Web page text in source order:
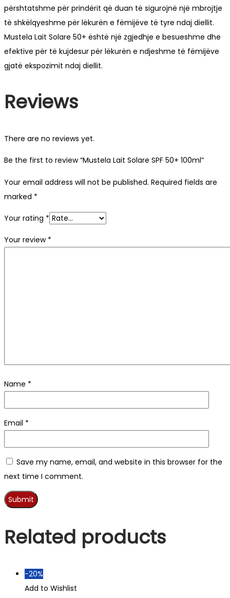
përshtatshme për prindërit që duan të sigurojnë një mbrojtje
të shkëlqyeshme për lëkurën e fëmijëve të tyre ndaj diellit.
Mustela Lait Solare 50+ është një zgjedhje e besueshme dhe
efektive për të kujdesur për lëkurën e ndjeshme të fëmijëve
gjatë ekspozimit ndaj diellit.
Reviews
There are no reviews yet.
Be the first to review “Mustela Lait Solare SPF 50+ 100ml”
Your email address will not be published. Required fields are
marked *
Your rating *
Your review *
Name *
Email *
Save my name, email, and website in this browser for the
next time I comment.
Related products
-20%
Add to Wishlist